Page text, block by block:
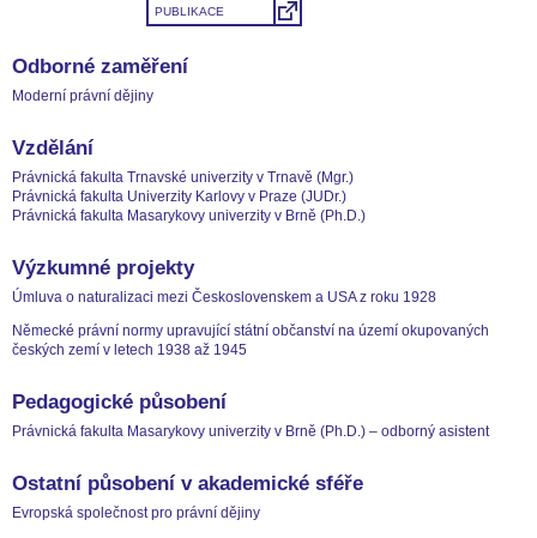
PUBLIKACE
Odborné zaměření
Moderní právní dějiny
Vzdělání
Právnická fakulta Trnavské univerzity v Trnavě (Mgr.)
Právnická fakulta Univerzity Karlovy v Praze (JUDr.)
Právnická fakulta Masarykovy univerzity v Brně (Ph.D.)
Výzkumné projekty
Úmluva o naturalizaci mezi Československem a USA z roku 1928
Německé právní normy upravující státní občanství na území okupovaných
českých zemí v letech 1938 až 1945
Pedagogické působení
Právnická fakulta Masarykovy univerzity v Brně (Ph.D.) – odborný asistent
Ostatní působení v akademické sféře
Evropská společnost pro právní dějiny